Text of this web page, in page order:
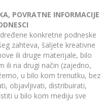
POVRATNE INFORMACIJE
konkretne podneske
zahteva, šaljete kreativne
ili druge materijale, bilo
ili na drugi način (zajedno,
u bilo kom trenutku, bez
objavljivati, distribuirati,
u bilo kom mediju sve